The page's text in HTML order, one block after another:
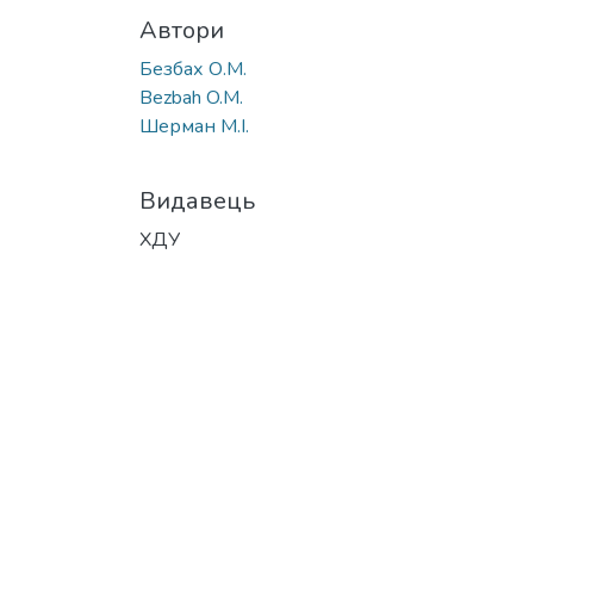
Автори
Безбах О.М.
Bezbah O.M.
Шерман М.І.
Видавець
ХДУ